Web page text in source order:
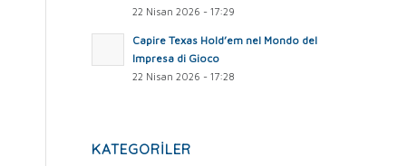
22 Nisan 2026 - 17:29
Capire Texas Hold’em nel Mondo del
Impresa di Gioco
22 Nisan 2026 - 17:28
KATEGORILER